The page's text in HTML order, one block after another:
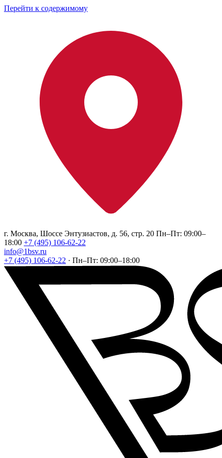
Перейти к содержимому
г. Москва, Шоссе Энтузиастов, д. 56, стр. 20 Пн–Пт: 09:00–
18:00 +7 (495) 106-62-22
info@1bsv.ru
+7 (495) 106-62-22 · Пн–Пт: 09:00–18:00